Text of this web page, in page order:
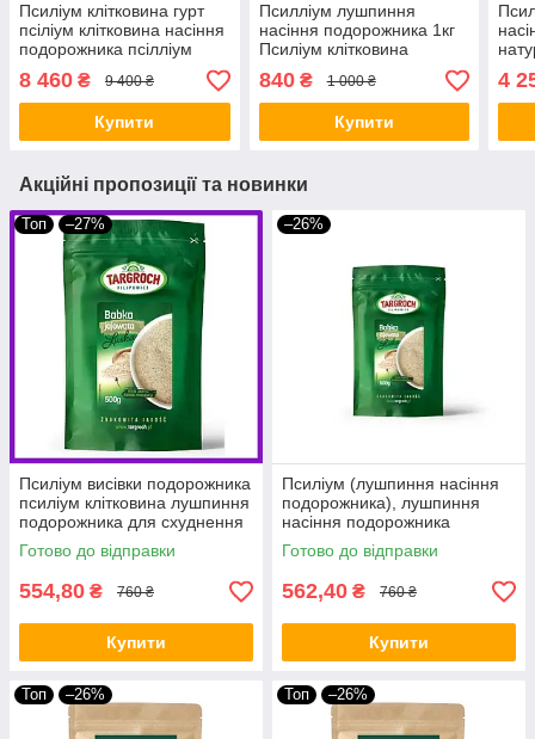
Псиліум клітковина гурт
псіліум клітковина насіння
подорожника псілліум
psyllium husk 10 кг
8 460 ₴ 9 400 ₴
Купити
Псилліум лушпиння
насіння подорожника 1кг
Псиліум клітковина
подорожника Псилліум
для шлунка ZDROVO
840₴ 1 000 ₴
Купити
- TR
4
Акційні пропозиції та новинки
Топ –27%
Псиліум висівки подорожника
псиліум клітковина лушпиння
подорожника для схуднення
Targroch 500 г
Готово до відправки
554,80 ₴ 760 ₴
Купити
–26%
Псиліум (лушпиння насіння
подорожника), лушпиння
насіння подорожника
яйцевидного (Plantago
ovata), 500 г - Targroch
Готово до відправки
562,40 ₴ 760 ₴
Купити
Топ –26% Топ –26%